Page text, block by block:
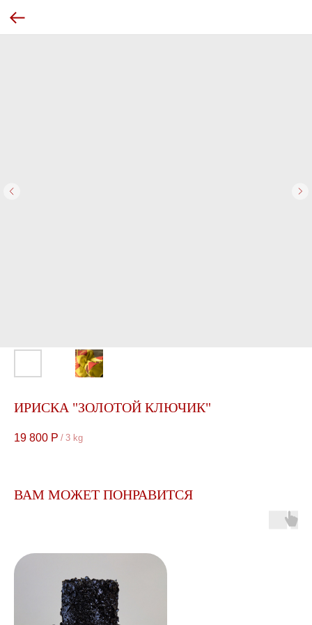
ИРИСКА "ЗОЛОТОЙ КЛЮЧИК"
19 800 Р / 3 kg
ВАМ МОЖЕТ ПОНРАВИТСЯ